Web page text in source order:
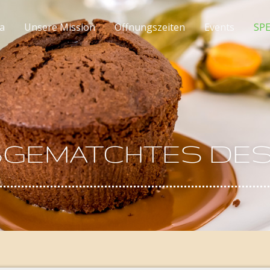
Unsere Mission Offnungszeiten Events